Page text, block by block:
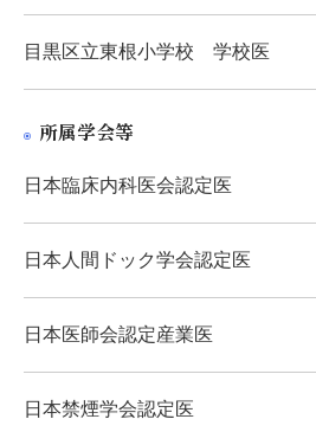
目黒区立東根小学校 学校医
所属学会等
日本臨床内科医会認定医
日本人間ドック学会認定医
日本医師会認定産業医
日本禁煙学会認定医